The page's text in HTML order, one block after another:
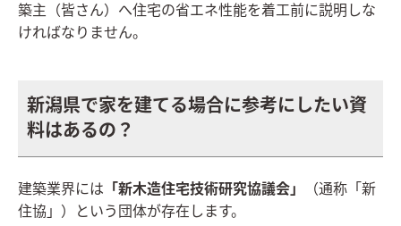
築主（皆さん）へ住宅の省エネ性能を着工前に説明しな
ければなりません。
新潟県で家を建てる場合に参考にしたい資
料はあるの？
建築業界には 「新木造住宅技術研究協議会」
（通称「新
住協」）という団体が存在します。